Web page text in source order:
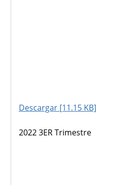
Descargar [11.15 KB]
2022 3ER Trimestre